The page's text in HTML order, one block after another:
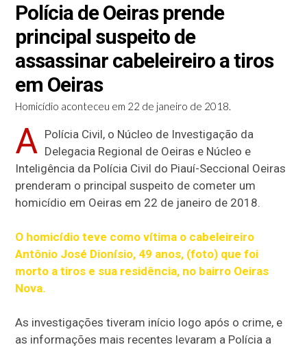
Polícia de Oeiras prende
principal suspeito de
assassinar cabeleireiro a tiros
em Oeiras
Homicídio aconteceu em 22 de janeiro de 2018.
A Polícia Civil, o Núcleo de Investigação da
Delegacia Regional de Oeiras e Núcleo e
Inteligência da Polícia Civil do Piauí-Seccional Oeiras
prenderam o principal suspeito de cometer um
homicídio em Oeiras em 22 de janeiro de 2018.
O homicídio teve como vítima o cabeleireiro
Antônio José Dionísio, 49 anos, (foto) que foi
morto a tiros e sua residência, no bairro Oeiras
Nova.
As investigações tiveram início logo após o crime, e
as informações mais recentes levaram a Polícia a